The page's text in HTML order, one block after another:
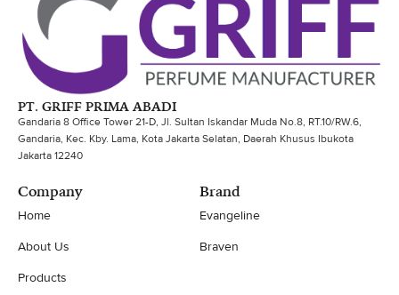
PT. GRIFF PRIMA ABADI
Gandaria 8 Office Tower 21-D, Jl. Sultan Iskandar Muda No.8, RT.10/RW.6,
Gandaria, Kec. Kby. Lama, Kota Jakarta Selatan, Daerah Khusus Ibukota
Jakarta 12240
Company
Home
About Us
Products
Brand
Evangeline
Braven